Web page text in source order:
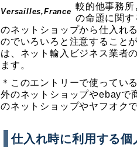
Versailles,France
較的他事務
の命題に関
のネットショップから仕入れ
のでいろいろと注意すること
は、ネット輸入ビジネス業者
ます。
＊このエントリーで使ってい
外のネットショップやebayで
のネットショップやヤフオク
仕入れ時に利用する